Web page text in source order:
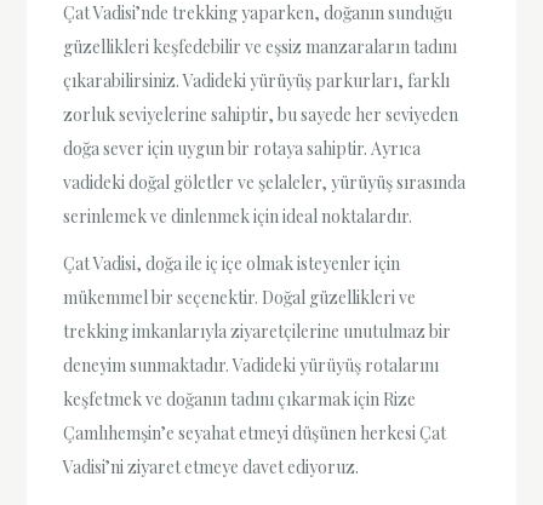
Çat Vadisi’nde trekking yaparken, doğanın sunduğu
güzellikleri keşfedebilir ve eşsiz manzaraların tadını
çıkarabilirsiniz. Vadideki yürüyüş parkurları, farklı
zorluk seviyelerine sahiptir, bu sayede her seviyeden
doğa sever için uygun bir rotaya sahiptir. Ayrıca
vadideki doğal göletler ve şelaleler, yürüyüş sırasında
serinlemek ve dinlenmek için ideal noktalardır.
Çat Vadisi, doğa ile iç içe olmak isteyenler için
mükemmel bir seçenektir. Doğal güzellikleri ve
trekking imkanlarıyla ziyaretçilerine unutulmaz bir
deneyim sunmaktadır. Vadideki yürüyüş rotalarını
keşfetmek ve doğanın tadını çıkarmak için Rize
Çamlıhemşin’e seyahat etmeyi düşünen herkesi Çat
Vadisi’ni ziyaret etmeye davet ediyoruz.